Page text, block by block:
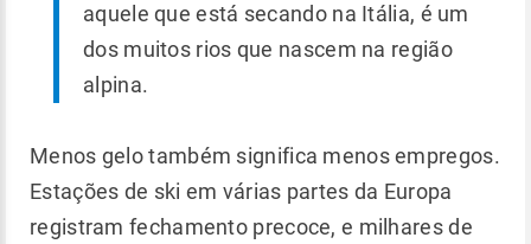
aquele que está secando na Itália, é um
dos muitos rios que nascem na região
alpina.
Menos gelo também significa menos empregos.
Estações de ski em várias partes da Europa
registram fechamento precoce, e milhares de